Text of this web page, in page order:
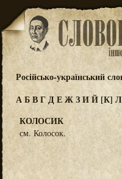
Російсько-український
АБВГДЕЖЗИЙ [К] Л
КОЛОСИК
см. Колосок.